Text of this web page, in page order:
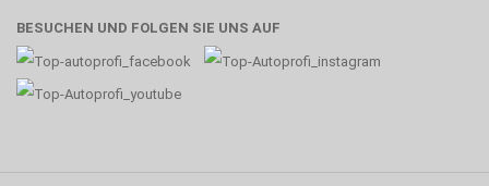
BESUCHEN UND FOLGEN SIE UNS AUF